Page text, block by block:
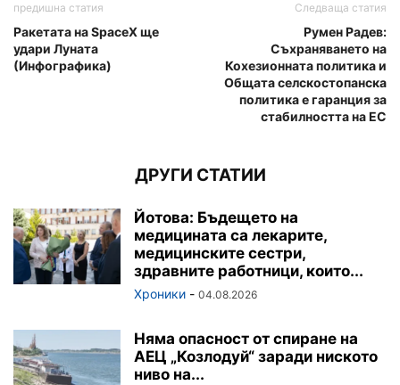
предишна статия
Ракетата на SpaceX ще
удари Луната
(Инфографика)
Следваща статия
Румен Радев:
Съхраняването на
Кохезионната политика и
Общата селскостопанска
политика е гаранция за
стабилността на ЕС
ДРУГИ СТАТИИ
Йотова: Бъдещето на
медицината са лекарите,
медицинските сестри,
здравните работници, които...
Хроники - 04.08.2026
Няма опасност от спиране на
АЕЦ „Козлодуй“ заради ниското
ниво на...